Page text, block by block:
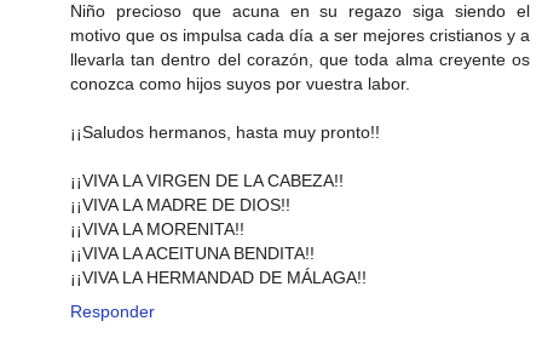
Niño precioso que acuna en su regazo siga siendo el
motivo que os impulsa cada día a ser mejores cristianos y a
llevarla tan dentro del corazón, que toda alma creyente os
conozca como hijos suyos por vuestra labor.
¡¡Saludos hermanos, hasta muy pronto!!
¡¡VIVA LA VIRGEN DE LA CABEZA!!
¡¡VIVA LA MADRE DE DIOS!!
¡¡VIVA LA MORENITA!!
¡¡VIVA LA ACEITUNA BENDITA!!
¡¡VIVA LA HERMANDAD DE MÁLAGA!!
Responder